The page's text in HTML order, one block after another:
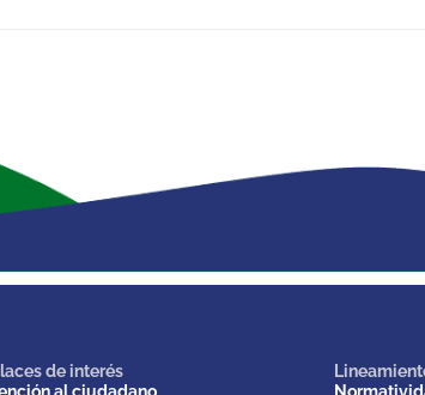
de interés